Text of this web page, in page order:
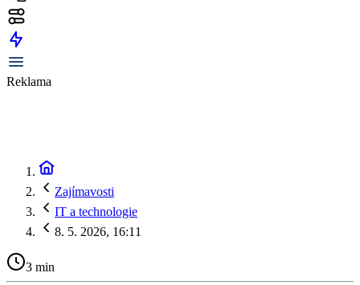
Reklama
Zajímavosti
IT a technologie
8. 5. 2026, 16:11
3 min